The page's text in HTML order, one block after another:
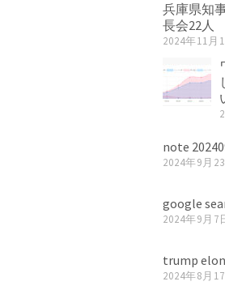
兵庫県知
長会22人
2024年11月
note
2024年9月
google
2024年9月7
trump elon
2024年8月